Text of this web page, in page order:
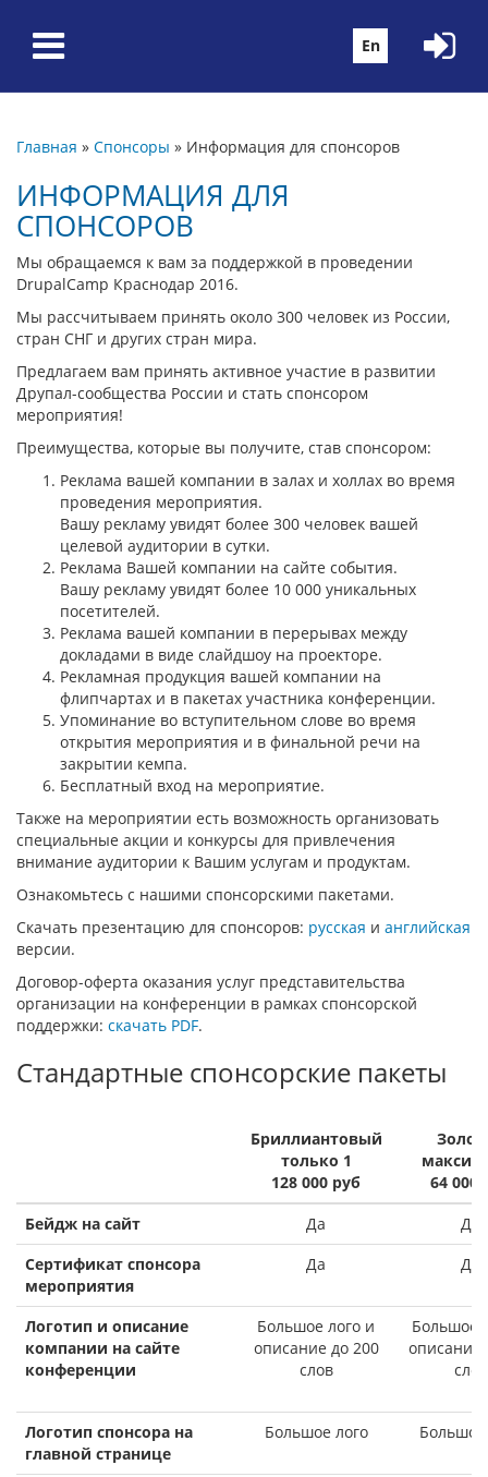
En
Вы здесь
Главная » Спонсоры » Информация для спонсоров
ИНФОРМАЦИЯ ДЛЯ
СПОНСОРОВ
Мы обращаемся к вам за поддержкой в проведении
DrupalCamp Краснодар 2016.
Мы рассчитываем принять около 300 человек из России,
стран СНГ и других стран мира.
Предлагаем вам принять активное участие в развитии
Друпал-сообщества России и стать спонсором
мероприятия!
Преимущества, которые вы получите, став спонсором:
Реклама вашей компании в залах и холлах во время
проведения мероприятия.
Вашу рекламу увидят более 300 человек вашей
целевой аудитории в сутки.
Реклама Вашей компании на сайте события.
Вашу рекламу увидят более 10 000 уникальных
посетителей.
Реклама вашей компании в перерывах между
докладами в виде слайдшоу на проекторе.
Рекламная продукция вашей компании на
флипчартах и в пакетах участника конференции.
Упоминание во вступительном слове во время
открытия мероприятия и в финальной речи на
закрытии кемпа.
Бесплатный вход на мероприятие.
Также на мероприятии есть возможность организовать
специальные акции и конкурсы для привлечения
внимание аудитории к Вашим услугам и продуктам.
Ознакомьтесь с нашими спонсорскими пакетами.
Скачать презентацию для спонсоров: русская и английская
версии.
Договор-оферта оказания услуг представительства
организации на конференции в рамках спонсорской
поддержки: скачать PDF.
Стандартные спонсорские пакеты
Бриллиантовый
только 1
128 000 руб
64 000
Бейдж на сайт
Да
Да
Сертификат спонсора
мероприятия
Да Да
Логотип и описание
компании на сайте
конференции
Большое лого и
описание до 200
слов
Большое
описание
слов
Логотип спонсора на
главной странице
Большое лого Большое